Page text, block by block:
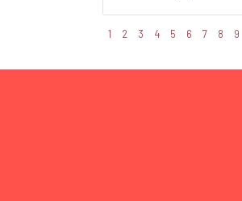
1 2 3 4 5 6 7 8 9